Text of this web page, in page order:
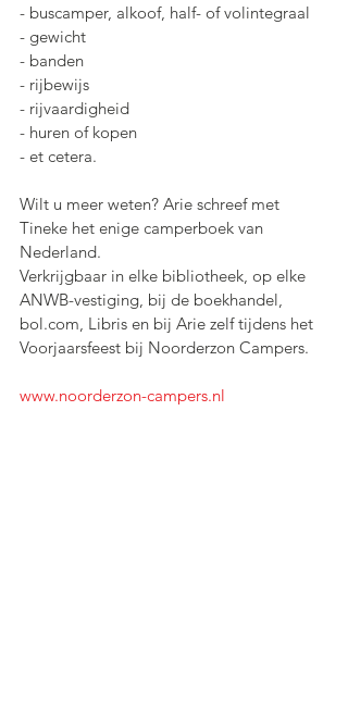
- buscamper, alkoof, half- of volintegraal
- gewicht
- banden
- rijbewijs
- rijvaardigheid
- huren of kopen
- et cetera.
Wilt u meer weten? Arie schreef met
Tineke het enige camperboek van
Nederland.
Verkrijgbaar in elke bibliotheek, op elke
ANWB-vestiging, bij de boekhandel,
bol.com, Libris en bij Arie zelf tijdens het
Voorjaarsfeest bij Noorderzon Campers.
www.noorderzon-campers.nl